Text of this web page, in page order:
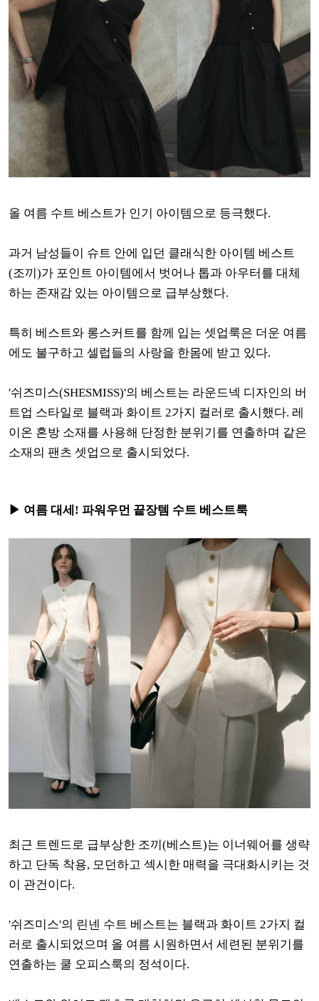
올 여름 수트 베스트가 인기 아이템으로 등극했다.
과거 남성들이 슈트 안에 입던 클래식한 아이템 베스트
(조끼)가 포인트 아이템에서 벗어나 톱과 아우터를 대체
하는 존재감 있는 아이템으로 급부상했다.
특히 베스트와 롱스커트를 함께 입는 셋업룩은 더운 여름
에도 불구하고 셀럽들의 사랑을 한몸에 받고 있다.
'쉬즈미스(SHESMISS)'의 베스트는 라운드넥 디자인의 버
트업 스타일로 블랙과 화이트 2가지 컬러로 출시했다. 레
이온 혼방 소재를 사용해 단정한 분위기를 연출하며 같은
소재의 팬츠 셋업으로 출시되었다.
▶ 여름 대세! 파워우먼 끝장템 수트 베스트룩
최근 트렌드로 급부상한 조끼(베스트)는 이너웨어를 생략
하고 단독 착용, 모던하고 섹시한 매력을 극대화시키는 것
이 관건이다.
'쉬즈미스'의 린넨 수트 베스트는 블랙과 화이트 2가지 컬
러로 출시되었으며 올 여름 시원하면서 세련된 분위기를
연출하는 쿨 오피스룩의 정석이다.